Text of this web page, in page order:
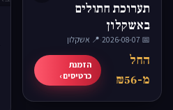
תערוכת חתולים
באשקלון
📅 2026-08-07
·📍 אשקלון
החל
מ-₪56
הזמנת
כרטיסים ›